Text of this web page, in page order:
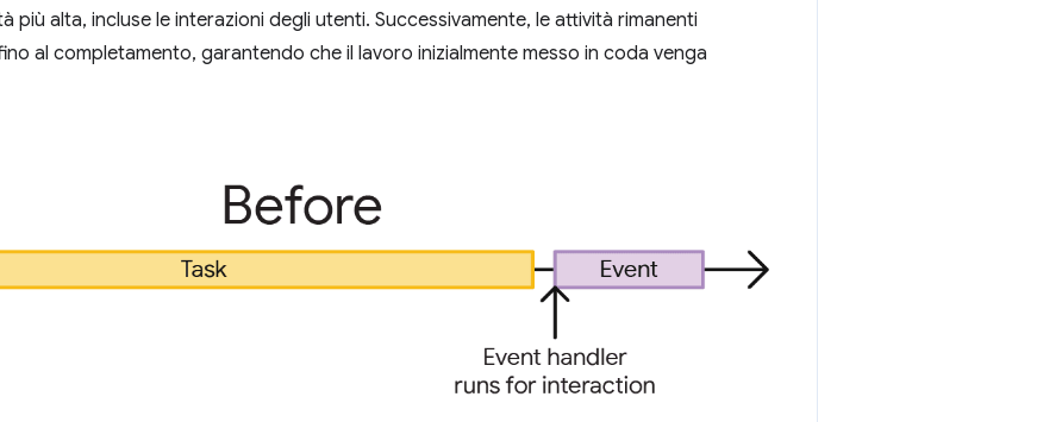
più alta, incluse le interazioni degli utenti. Successivamente, le attività rimanenti
al completamento, garantendo che il lavoro inizialmente messo in coda venga